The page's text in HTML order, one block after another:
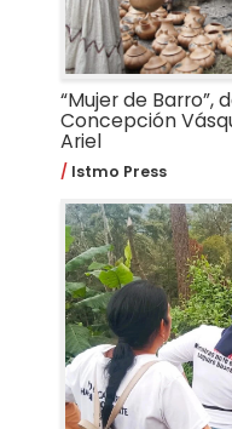
“Mujer de Barro”,
Concepción
Ariel
Istmo Press